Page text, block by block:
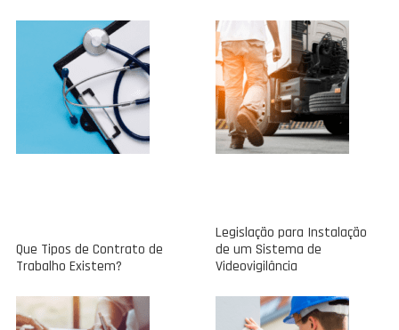
Que Tipos de Contrato de
Trabalho Existem?
Legislação para Instalação
de um Sistema de
Videovigilância